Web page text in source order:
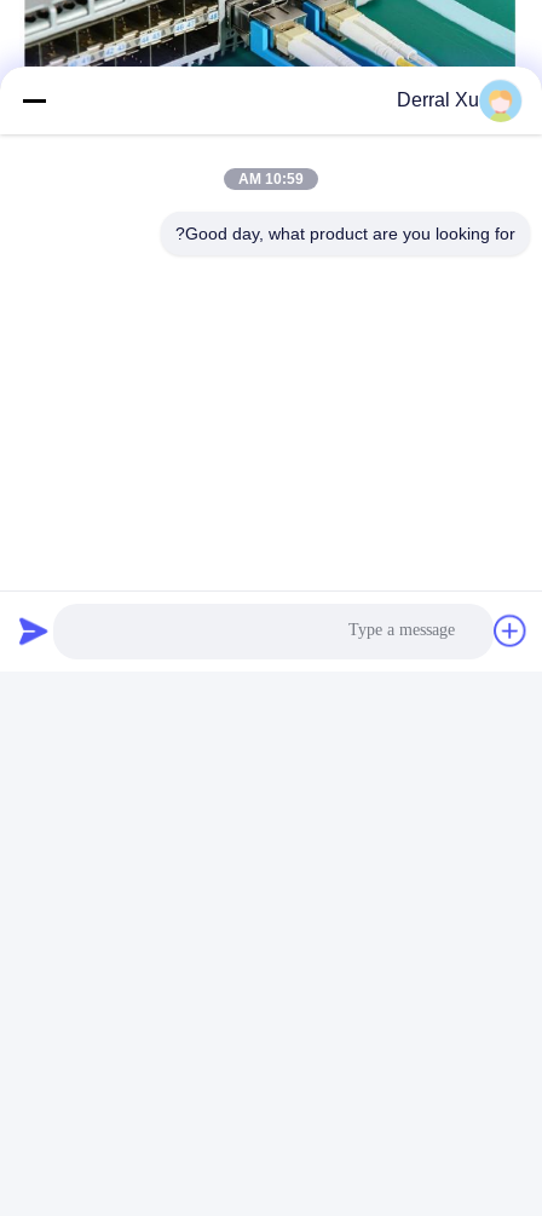
Derral Xu
10:59 AM
Good day, what product are you looking for?